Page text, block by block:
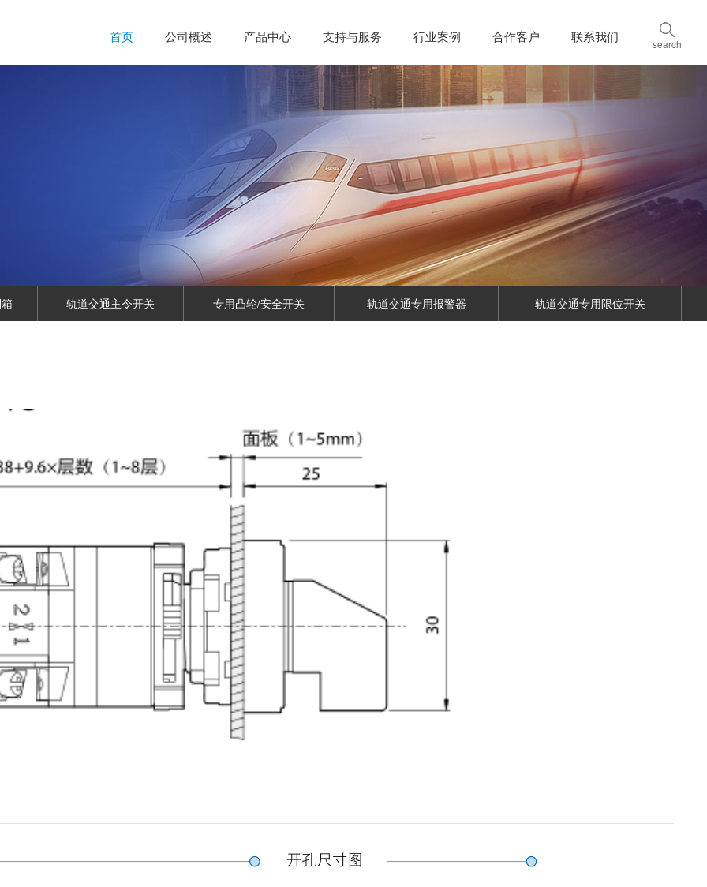
首页 公司概述 产品中心 支持与服务 行业案例 合作客户 联系我们 search
轨道交通主令开关 专用凸轮/安全开关 轨道交通专用报警器 轨道交通专用限位开关